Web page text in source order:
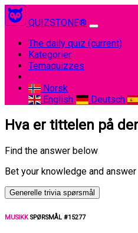
QUIZSTONE®
The daily quiz (current)
Kategorier
Temaquizzes
Norsk
English
Deutsch
Hva er tittelen på
Find the answer below
Bet your knowledge and answer
Generelle trivia spørsmål
MUSIKKSPØRSMÅL #15277